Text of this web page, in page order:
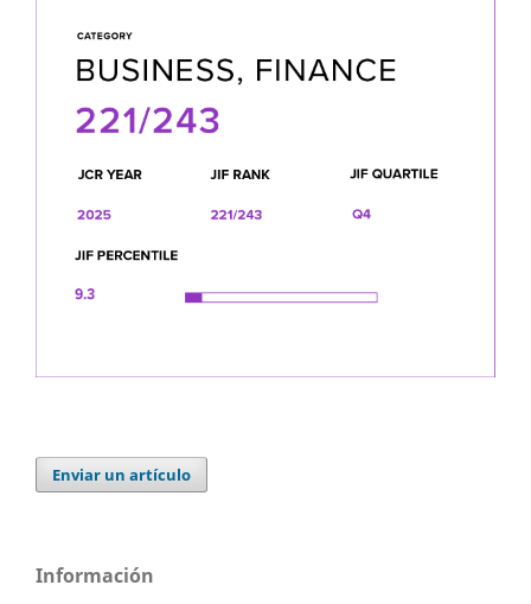
Enviar un artículo
Información